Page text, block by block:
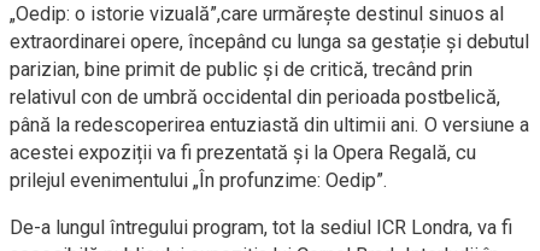
„Oedip: o istorie vizuală”,care urmărește destinul sinuos al
extraordinarei opere, începând cu lunga sa gestație și debutul
parizian, bine primit de public și de critică, trecând prin
relativul con de umbră occidental din perioada postbelică,
până la redescoperirea entuziastă din ultimii ani. O versiune a
acestei expoziții va fi prezentată şi la Opera Regală, cu
prilejul evenimentului „În profunzime: Oedip”.
De-a lungul întregului program, tot la sediul ICR Londra, va fi